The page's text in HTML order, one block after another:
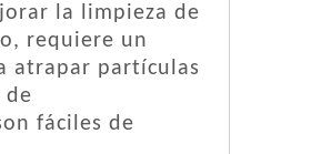
la limpieza de
requiere un
atrapar partículas
de
fáciles de